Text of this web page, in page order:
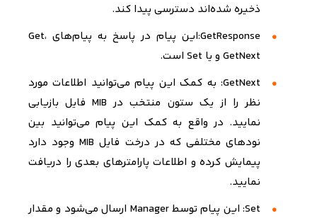
ذخیره شده‌اند دسترسی پیدا کند.
GetResponse:این پیام در پاسخ به پیام‌های Get،
GetNext و یا Set است.
GetNext: به کمک این پیام می‌توانید اطلاعات مورد
نظر را از یک ستون منتخب در MIB فایل بازیابی
نمایید. در واقع به کمک این پیام می‌توانید بین
نودهای مختلفی که در درخت فایل MIB وجود دارد
پیمایش کرده و اطلاعات پارامترهای بعدی را دریافت
نمایید.
Set: این پیام توسط Manager ارسال می‌شود و مقدار